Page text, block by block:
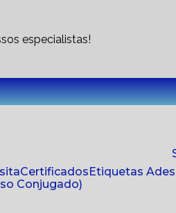
especialistas!
Certificados Etiquetas
Conjugado)